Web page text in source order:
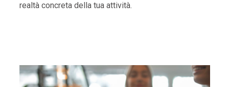
realtà concreta della tua attività.